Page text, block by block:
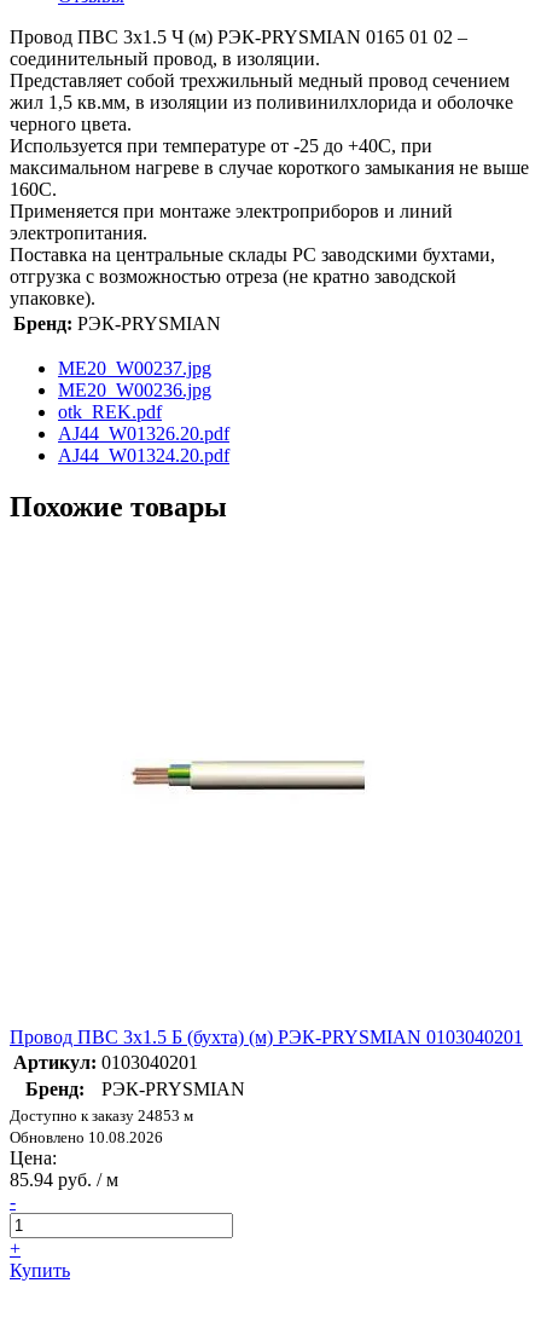
Провод ПВС 3х1.5 Ч (м) РЭК-PRYSMIAN 0165 01 02 –
соединительный провод, в изоляции.
Представляет собой трехжильный медный провод сечением
жил 1,5 кв.мм, в изоляции из поливинилхлорида и оболочке
черного цвета.
Используется при температуре от -25 до +40С, при
максимальном нагреве в случае короткого замыкания не выше
160С.
Применяется при монтаже электроприборов и линий
электропитания.
Поставка на центральные склады РС заводскими бухтами,
отгрузка с возможностью отреза (не кратно заводской
упаковке).
Бренд: РЭК-PRYSMIAN
ME20_W00237.jpg
ME20_W00236.jpg
otk_REK.pdf
AJ44_W01326.20.pdf
AJ44_W01324.20.pdf
Похожие товары
Провод ПВС 3х1.5 Б (бухта) (м) РЭК-PRYSMIAN 0103040201
Артикул: 0103040201
Бренд:
РЭК-PRYSMIAN
Доступно к заказу 24853 м
Обновлено 10.08.2026
Цена:
85.94 руб. / м
-
+
Купить